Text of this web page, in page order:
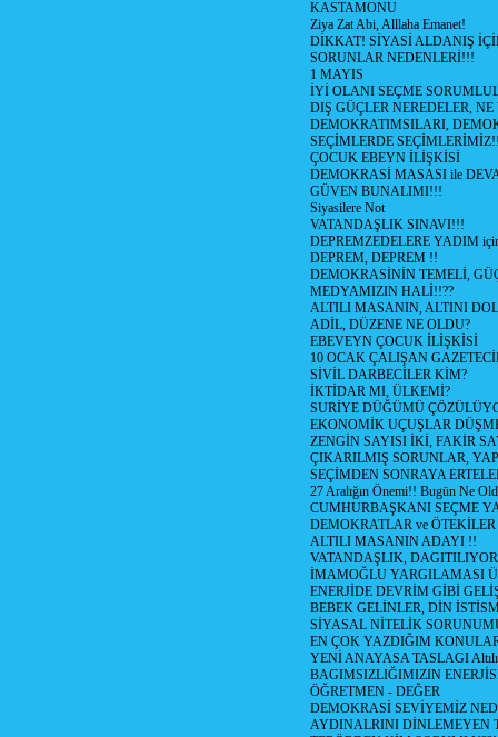
KASTAMONU
Ziya Zat Abi, Alllaha Emanet!
DİKKAT! SİYASİ ALDANIŞ
SORUNLAR NEDENLERİ!!!
1 MAYIS
İYİ OLANI SEÇME
DIŞ GÜÇLER NEREDELER,
DEMOKRATIMSILARI,
SEÇİMLERDE
ÇOCUK EBEYN İLİŞKİSİ
DEMOKRASİ MASASI ile
GÜVEN BUNALIMI!!!
Siyasilere Not
VATANDAŞLIK SINAVI!!!
DEPREMZEDELERE YADIM
DEPREM, DEPREM !!
DEMOKRASİNİN TEMELİ,
MEDYAMIZIN HALİ!!??
ALTILI MASANIN, ALTINI
ADİL, DÜZENE NE OLDU?
EBEVEYN ÇOCUK İLİŞKİSİ
10 OCAK ÇALIŞAN
SİVİL DARBECİLER KİM?
İKTİDAR MI, ÜLKEMİ?
SURİYE DÜĞÜMÜ
EKONOMİK UÇUŞLAR
ZENGİN SAYISI İKİ, FAKİR
ÇIKARILMIŞ SORUNLAR,
SEÇİMDEN SONRAYA
27 Aralığın Önemi!! Bugün Ne
CUMHURBAŞKANI SEÇME
DEMOKRATLAR ve ÖTEKİLER
ALTILI MASANIN ADAYI !!
VATANDAŞLIK,
İMAMOĞLU YARGILAMASI
ENERJİDE DEVRİM GİBİ
BEBEK GELİNLER, DİN
SİYASAL NİTELİK
EN ÇOK YAZDIĞIM
YENİ ANAYASA TASLAGI Altılı
BAGIMSIZLIĞIMIZIN
ÖĞRETMEN - DEĞER
DEMOKRASİ SEVİYEMİZ
AYDINALRINI DİNLEMEYEN